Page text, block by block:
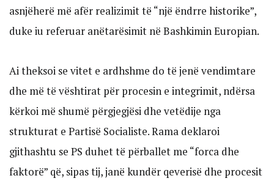
asnjëherë më afër realizimit të “një ëndrre historike”,
duke iu referuar anëtarësimit në Bashkimin Europian.
Ai theksoi se vitet e ardhshme do të jenë vendimtare
dhe më të vështirat për procesin e integrimit, ndërsa
kërkoi më shumë përgjegjësi dhe vetëdije nga
strukturat e Partisë Socialiste. Rama deklaroi
gjithashtu se PS duhet të përballet me “forca dhe
faktorë” që, sipas tij, janë kundër qeverisë dhe procesit